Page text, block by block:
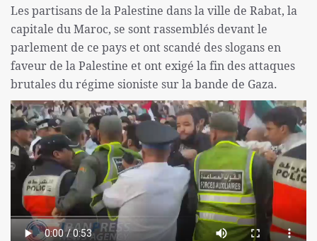
Les partisans de la Palestine dans la ville de Rabat, la
capitale du Maroc, se sont rassemblés devant le
parlement de ce pays et ont scandé des slogans en
faveur de la Palestine et ont exigé la fin des attaques
brutales du régime sioniste sur la bande de Gaza.